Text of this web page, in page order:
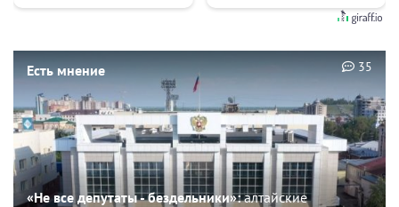
Есть мнение
«Не все депутаты - бездельники»:алтайские
35